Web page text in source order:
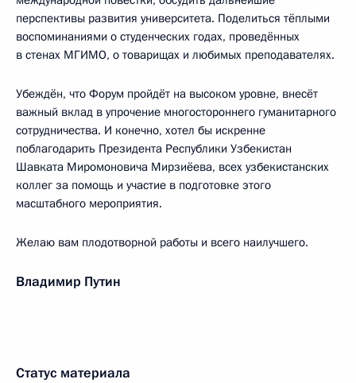
перспективы развития университета. Поделиться тёплыми
воспоминаниями о студенческих годах, проведённых
в стенах МГИМО, о товарищах и любимых преподавателях.
Убеждён, что Форум пройдёт на высоком уровне, внесёт
важный вклад в упрочение многостороннего гуманитарного
сотрудничества. И конечно, хотел бы искренне
поблагодарить Президента Республики Узбекистан
Шавката Миромоновича Мирзиёева, всех узбекистанских
коллег за помощь и участие в подготовке этого
масштабного мероприятия.
Желаю вам плодотворной работы и всего наилучшего.
Владимир Путин
Статус материала